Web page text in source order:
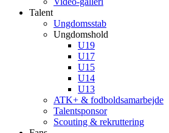
Talent
Ungdomsstab
Ungdomshold
U19
U17
U15
U14
U13
ATK+ & fodboldsamarbejde
Talentsponsor
Scouting & rekruttering